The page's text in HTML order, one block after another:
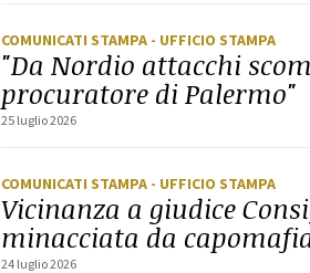
COMUNICATI STAMPA - UFFICIO STAMPA
"Da Nordio attacchi
procuratore di Palermo"
25 luglio 2026
COMUNICATI STAMPA - UFFICIO STAMPA
Vicinanza a giudice
minacciata da
24 luglio 2026